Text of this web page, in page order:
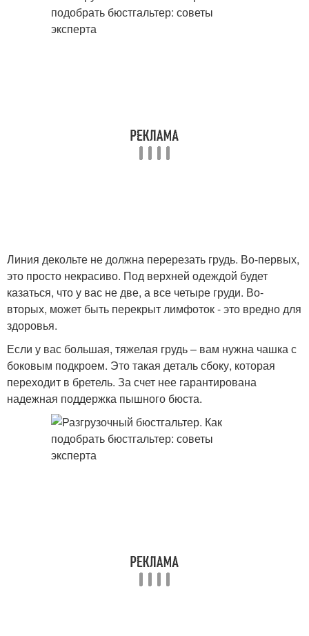
Линия декольте не должна перерезать грудь. Во-первых,
это просто некрасиво. Под верхней одеждой будет
казаться, что у вас не две, а все четыре груди. Во-
вторых, может быть перекрыт лимфоток - это вредно для
здоровья.
Если у вас большая, тяжелая грудь – вам нужна чашка с
боковым подкроем. Это такая деталь сбоку, которая
переходит в бретель. За счет нее гарантирована
надежная поддержка пышного бюста.